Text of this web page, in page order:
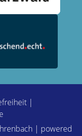
|
| powered